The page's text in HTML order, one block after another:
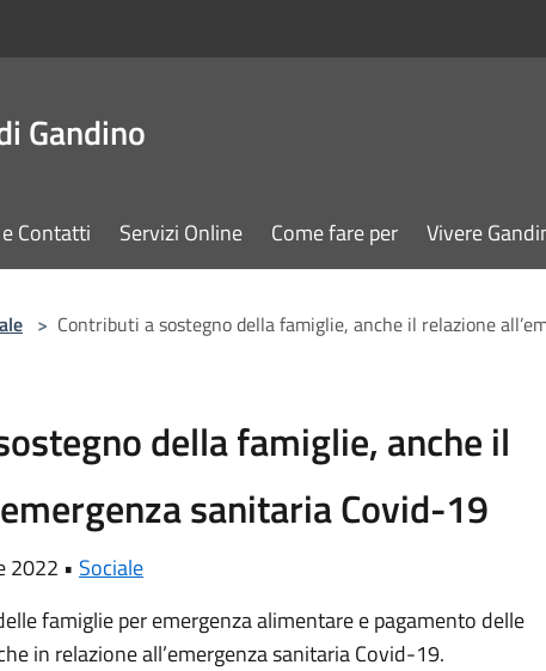
Gandino
Contatti Servizi Online Come fare per Vivere
> Contributi a sostegno della famiglie, anche il relazione
della famiglie, anche il
sanitaria Covid-19
2022 • Sociale
famiglie per emergenza alimentare e pagamento delle
in relazione all’emergenza sanitaria Covid-19.